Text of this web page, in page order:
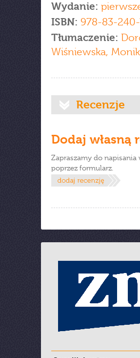
Wydanie:
ISBN: 978-83-
Tłumaczenie:
Wiśniewska,
Recenzje
Dodaj własną
Zapraszamy do napisania
poprzez formularz.